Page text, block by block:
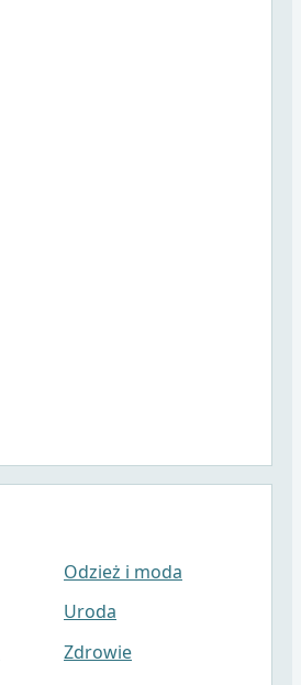
Odzież i moda
Uroda
Zdrowie